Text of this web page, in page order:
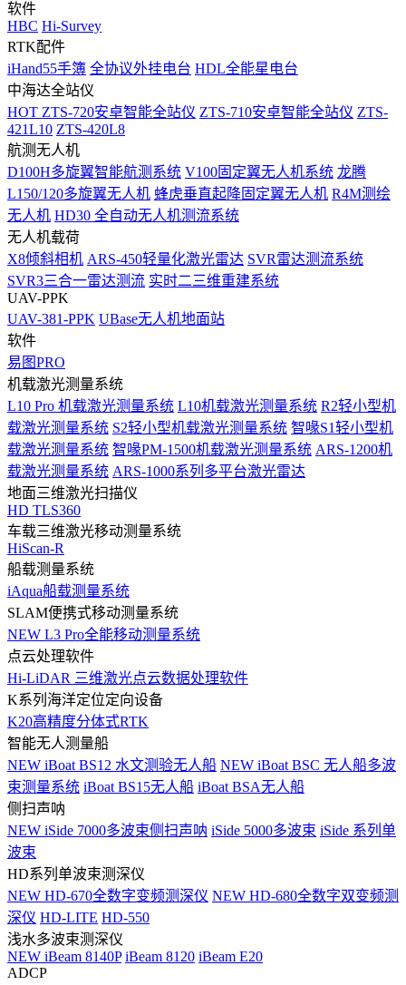
软件
HBC Hi-Survey
RTK配件
iHand55手簿 全协议外挂电台 HDL全能星电台
中海达全站仪
HOT ZTS-720安卓智能全站仪 ZTS-710安卓智能全站仪 ZTS-
421L10 ZTS-420L8
航测无人机
D100H多旋翼智能航测系统 V100固定翼无人机系统 龙腾
L150/120多旋翼无人机 蜂虎垂直起降固定翼无人机 R4M测绘
无人机 HD30 全自动无人机测流系统
无人机载荷
X8倾斜相机 ARS-450轻量化激光雷达 SVR雷达测流系统
SVR3三合一雷达测流 实时二三维重建系统
UAV-PPK
UAV-381-PPK UBase无人机地面站
软件
易图PRO
机载激光测量系统
L10 Pro 机载激光测量系统 L10机载激光测量系统 R2轻小型机
载激光测量系统 S2轻小型机载激光测量系统 智喙S1轻小型机
载激光测量系统 智喙PM-1500机载激光测量系统 ARS-1200机
载激光测量系统 ARS-1000系列多平台激光雷达
地面三维激光扫描仪
HD TLS360
车载三维激光移动测量系统
HiScan-R
船载测量系统
iAqua船载测量系统
SLAM便携式移动测量系统
NEW L3 Pro全能移动测量系统
点云处理软件
Hi-LiDAR 三维激光点云数据处理软件
K系列海洋定位定向设备
K20高精度分体式RTK
智能无人测量船
NEW iBoat BS12 水文测验无人船 NEW iBoat BSC 无人船多波
束测量系统 iBoat BS15无人船 iBoat BSA无人船
侧扫声呐
NEW iSide 7000多波束侧扫声呐 iSide 5000多波束 iSide 系列单
波束
HD系列单波束测深仪
NEW HD-670全数字变频测深仪 NEW HD-680全数字双变频测
深仪 HD-LITE HD-550
浅水多波束测深仪
NEW iBeam 8140P iBeam 8120 iBeam E20
ADCP